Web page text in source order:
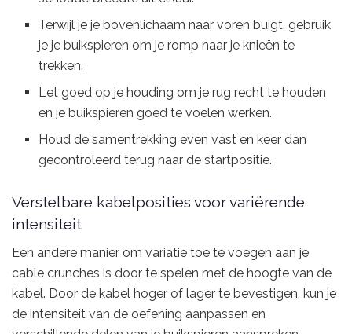
Terwijl je je bovenlichaam naar voren buigt, gebruik
je je buikspieren om je romp naar je knieën te
trekken.
Let goed op je houding om je rug recht te houden
en je buikspieren goed te voelen werken.
Houd de samentrekking even vast en keer dan
gecontroleerd terug naar de startpositie.
Verstelbare kabelposities voor variërende
intensiteit
Een andere manier om variatie toe te voegen aan je
cable crunches is door te spelen met de hoogte van de
kabel. Door de kabel hoger of lager te bevestigen, kun je
de intensiteit van de oefening aanpassen en